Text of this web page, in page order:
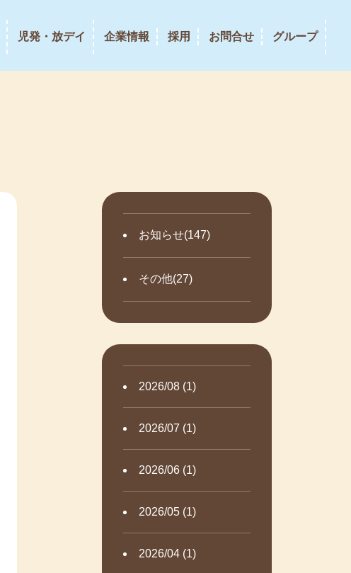
児発・放デイ 企業情報 採用 お問合せ グループ
お知らせ(147)
その他(27)
2026/08 (1)
2026/07 (1)
2026/06 (1)
2026/05 (1)
2026/04 (1)